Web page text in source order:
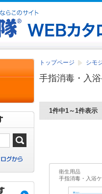
トップページ シモ
手指消毒・入
1件中1～1件表示
衛生用品
手指消毒・入浴